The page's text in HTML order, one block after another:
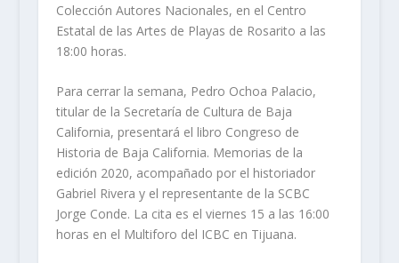
Colección Autores Nacionales, en el Centro
Estatal de las Artes de Playas de Rosarito a las
18:00 horas.
Para cerrar la semana, Pedro Ochoa Palacio,
titular de la Secretaría de Cultura de Baja
California, presentará el libro Congreso de
Historia de Baja California. Memorias de la
edición 2020, acompañado por el historiador
Gabriel Rivera y el representante de la SCBC
Jorge Conde. La cita es el viernes 15 a las 16:00
horas en el Multiforo del ICBC en Tijuana.